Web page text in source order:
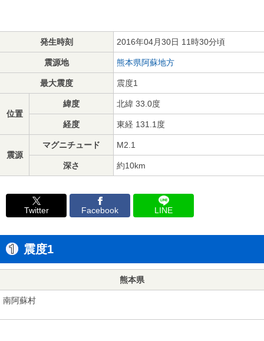
発生時刻 2016年04月30日 11時30分頃
震源地 熊本県阿蘇地方
最大震度 震度1
位置
緯度 北緯 33.0度
経度 東経 131.1度
震源
マグニチュード M2.1
深さ 約10km
Twitter Facebook LINE
震度1
熊本県
南阿蘇村